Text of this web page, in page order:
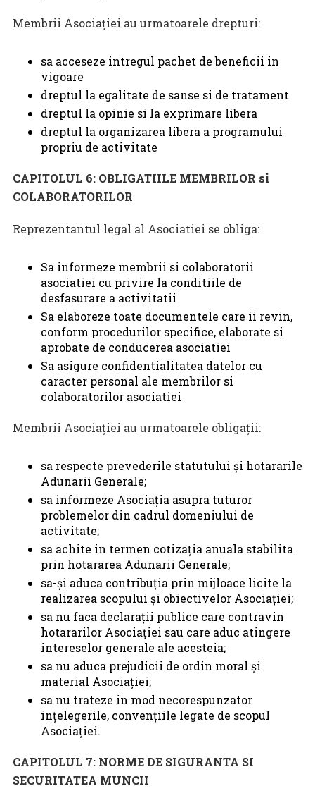
Membrii Asociaţiei au urmatoarele drepturi:
sa acceseze intregul pachet de beneficii in
vigoare
dreptul la egalitate de sanse si de tratament
dreptul la opinie si la exprimare libera
dreptul la organizarea libera a programului
propriu de activitate
CAPITOLUL 6: OBLIGATIILE MEMBRILOR si
COLABORATORILOR
Reprezentantul legal al Asociatiei se obliga:
Sa informeze membrii si colaboratorii
asociatiei cu privire la conditiile de
desfasurare a activitatii
Sa elaboreze toate documentele care ii revin,
conform procedurilor specifice, elaborate si
aprobate de conducerea asociatiei
Sa asigure confidentialitatea datelor cu
caracter personal ale membrilor si
colaboratorilor asociatiei
Membrii Asociaţiei au urmatoarele obligaţii:
sa respecte prevederile statutului şi hotararile
Adunarii Generale;
sa informeze Asociaţia asupra tuturor
problemelor din cadrul domeniului de
activitate;
sa achite in termen cotizaţia anuala stabilita
prin hotararea Adunarii Generale;
sa-şi aduca contribuţia prin mijloace licite la
realizarea scopului şi obiectivelor Asociaţiei;
sa nu faca declaraţii publice care contravin
hotararilor Asociaţiei sau care aduc atingere
intereselor generale ale acesteia;
sa nu aduca prejudicii de ordin moral şi
material Asociaţiei;
sa nu trateze in mod necorespunzator
inţelegerile, convenţiile legate de scopul
Asociaţiei.
CAPITOLUL 7: NORME DE SIGURANTA SI
SECURITATEA MUNCII